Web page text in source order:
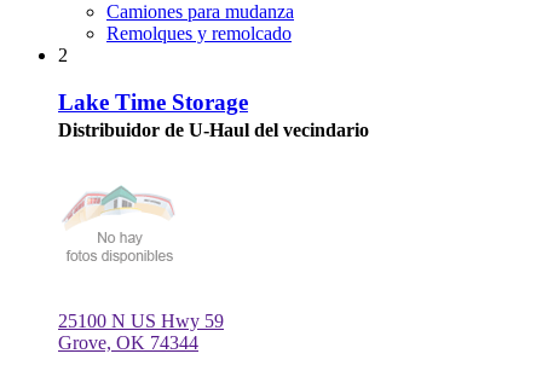
Camiones para mudanza
Remolques y remolcado
2
Lake Time Storage
Distribuidor de U-Haul del vecindario
25100 N US Hwy 59
Grove, OK 74344